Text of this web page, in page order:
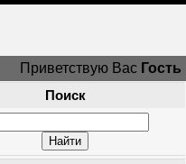
Приветствую Вас Гость
Поиск